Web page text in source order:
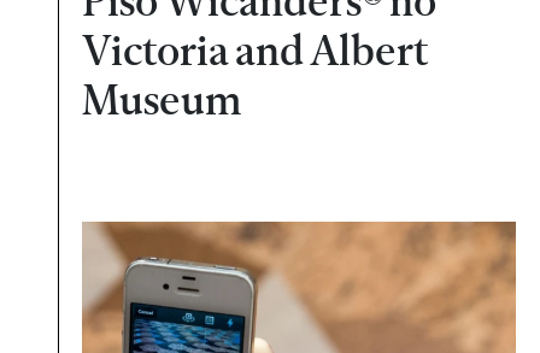
Victoria and Albert
Museum